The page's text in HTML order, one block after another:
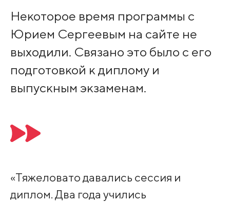
Некоторое время программы с
Юрием Сергеевым на сайте не
выходили. Связано это было с его
подготовкой к диплому и
выпускным экзаменам.
«Тяжеловато давались сессия и
диплом. Два года учились